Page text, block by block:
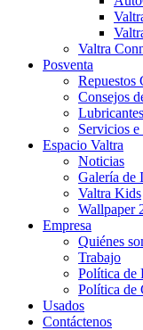
Valtra
Posventa
Repuestos
Consejos
Servicios
Espacio Valtra
Noticias
Galería de
Valtra Kids
Wallpaper
Empresa
Quiénes
Trabajo
Política de
Política de
Usados
Contáctenos